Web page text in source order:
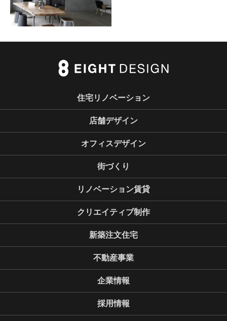
住宅リノベーション
店舗デザイン
オフィスデザイン
街づくり
リノベーション賃貸
クリエイティブ制作
新築注文住宅
不動産事業
企業情報
採用情報